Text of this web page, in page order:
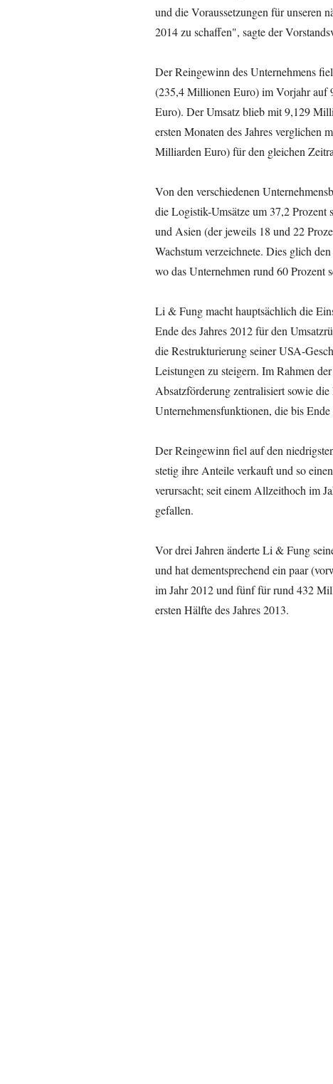
und die Voraussetzungen für unseren
2014 zu schaffen", sagte der
Der Reingewinn des Unternehmens
(235,4 Millionen Euro) im Vorjahr
Euro). Der Umsatz blieb mit 9,129
ersten Monaten des Jahres
Milliarden Euro) für den gleichen
Von den verschiedenen
die Logistik-Umsätze um 37,2
und Asien (der jeweils 18 und 22
Wachstum verzeichnete. Dies glich
wo das Unternehmen rund 60 Prozent
Li & Fung macht hauptsächlich die
Ende des Jahres 2012 für den
die Restrukturierung seiner USA-
Leistungen zu steigern. Im Rahmen
Absatzförderung zentralisiert sowie
Unternehmensfunktionen, die bis Ende
Der Reingewinn fiel auf den
stetig ihre Anteile verkauft und so
verursacht; seit einem Allzeithoch im
gefallen.
Vor drei Jahren änderte Li & Fung
und hat dementsprechend ein paar
im Jahr 2012 und fünf für rund 432
ersten Hälfte des Jahres 2013.